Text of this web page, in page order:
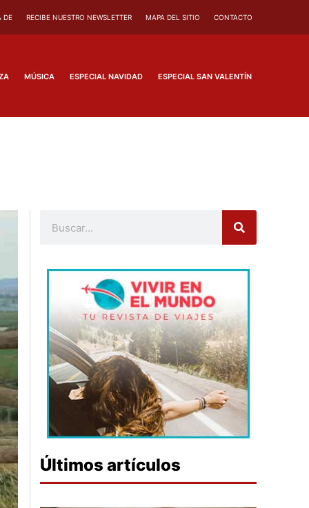
DE RECIBE NUESTRO NEWSLETTER MAPA DEL SITIO CONTACTO
MÚSICA ESPECIAL NAVIDAD ESPECIAL SAN VALENTÍN
Últimos artículos